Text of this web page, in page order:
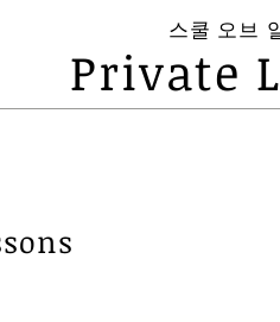
스쿨 오브
Private